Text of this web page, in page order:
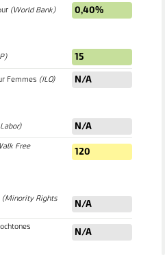
(World Bank) 0,40%
) 15
Femmes (ILO) N/A
) N/A
Free
120
(Minority Rights
N/A
N/A
LA CARTE
this site store cookies on
more about the cookies we use,
Policy
Accept